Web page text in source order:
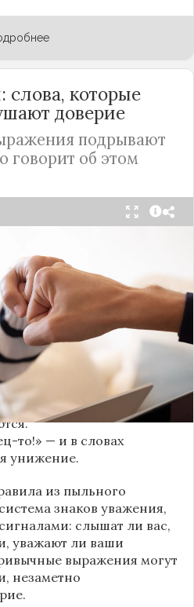
которые
доверие
подрывают
говорит об этом
рушится из-за
Но на самом деле оно
раньше — в момент,
невинная на первый
об этом рассказывает
общения» на Дзене.
правда». И через пару
другой
а вместе с ним
то!» — и в словах
унижение.
из пыльного
знаков уважения,
слышат ли вас,
уважают ли ваши
выражения могут
незаметно